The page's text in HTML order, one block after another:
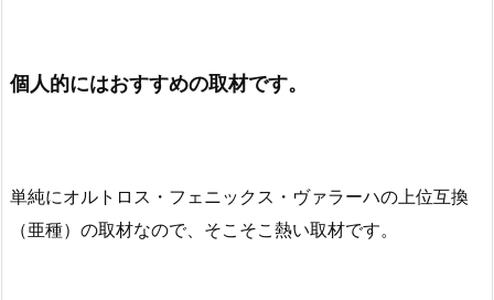
個人的にはおすすめの取材です。
単純にオルトロス・フェニックス・ヴァラーハの上位互換
（亜種）の取材なので、そこそこ熱い取材です。